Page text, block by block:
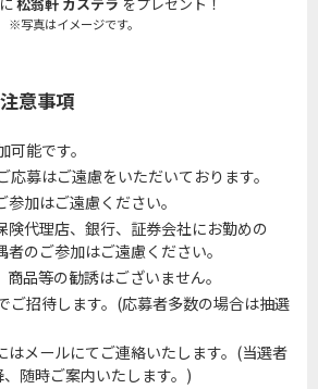
松翁軒 カステラ をプレゼント！
※写真はイメージです。
意事項
能です。
応募はご遠慮をいただいております。
加はご遠慮ください。
険代理店、銀行、証券会社にお勤めの
のご参加はご遠慮ください。
品等の勧誘はございません。
ご招待します。(応募者多数の場合は抽選
はメールにてご連絡いたします。(当選者
随時ご案内いたします。)